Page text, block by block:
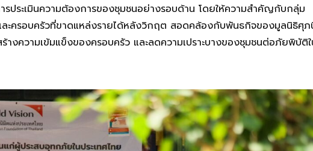
ประเมินความต้องการของชุมชนอย่างรอบด้าน โดยให้ความสำคัญกับกลุ่ม
ละครอบครัวที่ขาดแหล่งรายได้หลังวิกฤต สอดคล้องกับพันธกิจของมูลนิธิศุภ
างความเข้มแข็งของครอบครัว และลดความเปราะบางของชุมชนต่อภัยพิบัติ